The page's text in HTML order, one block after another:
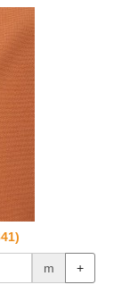
m +